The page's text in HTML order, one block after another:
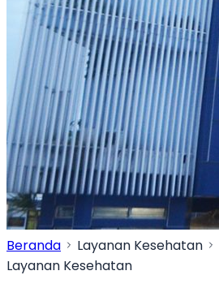
Beranda Layanan Kesehatan
Layanan Kesehatan